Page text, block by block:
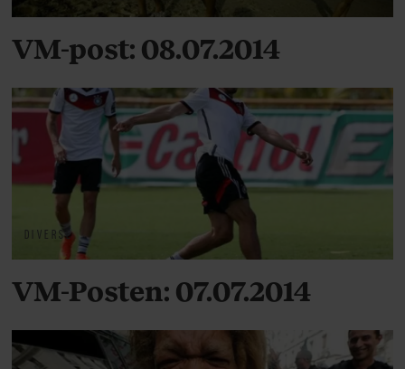
VM-post: 08.07.2014
DIVERSE
VM-Posten: 07.07.2014